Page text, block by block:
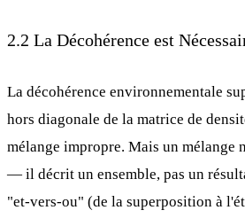
2.2 La Décohérence est
La décohérence environnementale
hors diagonale de la matrice de
mélange impropre. Mais un mélange
— il décrit un ensemble, pas un
"et-vers-ou" (de la superposition à